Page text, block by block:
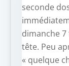
seconde
dimanche 7
tête. Peu
« quelque